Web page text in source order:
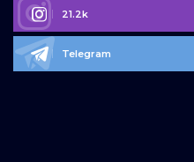
21.2k
Telegram